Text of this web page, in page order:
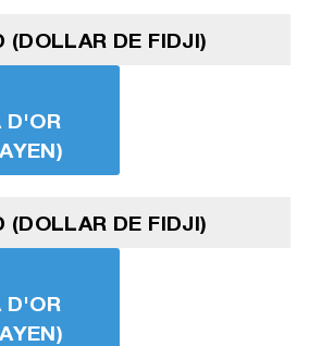
(DOLLAR DE FIDJI)
D'OR
(DOLLAR DE FIDJI)
D'OR